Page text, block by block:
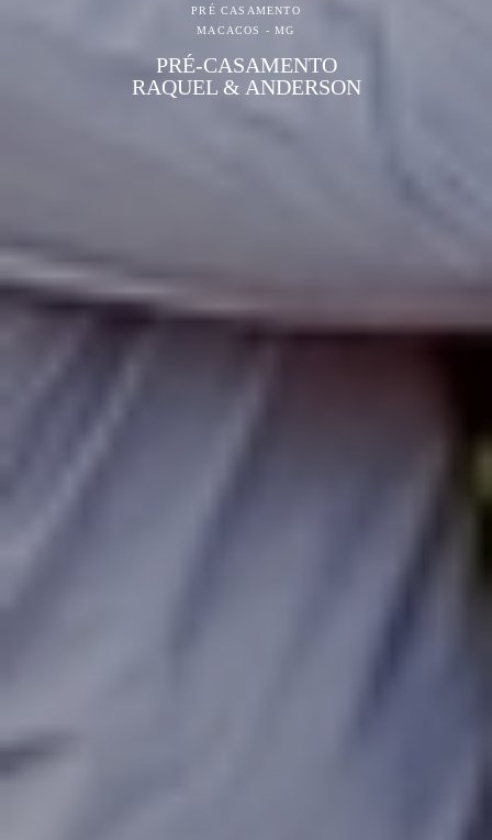
PRÉ CASAMENTO
MACACOS - MG
PRÉ-CASAMENTO
RAQUEL & ANDERSON